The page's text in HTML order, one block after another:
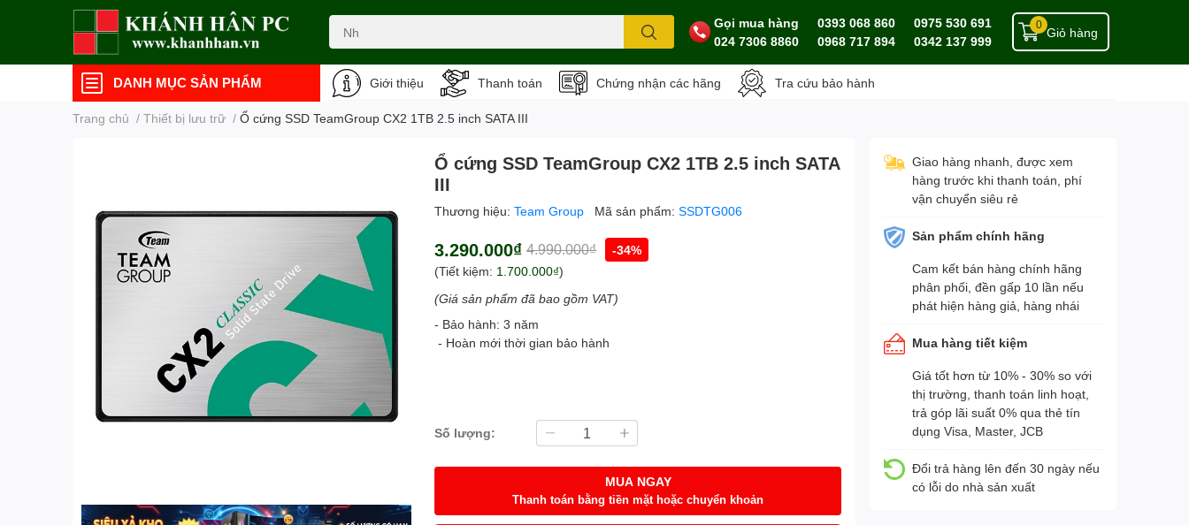
Gọi mua hàng
024 7306 8860
0393 068 860
0968 717 894
0975 530 691
0342 137 999
Giỏ hàng
0
DANH MỤC SẢN PHẨM Giới thiệu Thanh toán Chứng nhận các hãng Tra cứu bảo hành
Trang chủ / Thiết bị lưu trữ / Ổ cứng SSD TeamGroup CX2 1TB 2.5 inch SATA III
Ổ cứng SSD TeamGroup CX2 1TB 2.5 inch SATA
III
Thương hiệu:Team Group Mã sản phẩm:SSDTG006
3.290.000₫ 4.990.000₫
-34%
(Tiết kiệm: 1.700.000₫)
(Giá sản phẩm đã bao gồm VAT)
- Bảo hành: 3 năm
- Hoàn mới thời gian bảo hành
Số lượng:
MUA NGAY
Thanh toán bằng tiền mặt hoặc chuyển khoản
Giao hàng nhanh, được xem
hàng trước khi thanh toán, phí
vận chuyển siêu rẻ
Sản phẩm chính hãng
Cam kết bán hàng chính hãng
phân phối, đền gấp 10 lần nếu
phát hiện hàng giả, hàng nhái
Mua hàng tiết kiệm
Giá tốt hơn từ 10% - 30% so với
thị trường, thanh toán linh hoạt,
trả góp lãi suất 0% qua thẻ tín
dụng Visa, Master, JCB
Đổi trả hàng lên đến 30 ngày nếu
có lỗi do nhà sản xuất